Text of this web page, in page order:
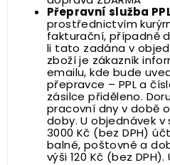
Přepravní služba
prostřednictvím
fakturační, případně
li tato zadána v
zboží je zákazník
emailu, kde bude
přepravce – PPL a
zásilce přiděleno.
pracovní dny v době
doby. U objednávek v
3000 Kč (bez DPH)
balné, poštovné a
výši 120 Kč (bez